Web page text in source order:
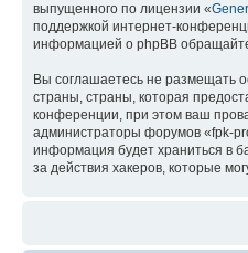
выпущенного по лицензии «
поддержкой интернет-
информацией о phpBB
Вы соглашаетесь не размещать
страны, страны, которая
конференции, при этом ваш
администраторы форумов «fpk-
информация будет храниться в
за действия хакеров, которые